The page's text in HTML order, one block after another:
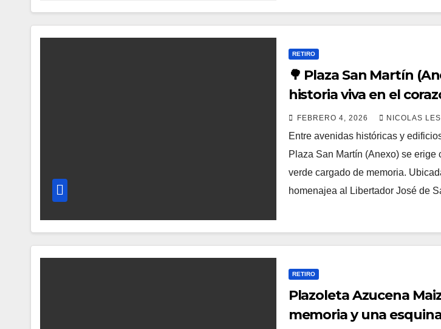
RETIRO
🌳 Plaza San Martín
historia viva en el
FEBRERO 4, 2026 NICOLAS
Entre avenidas históricas y
Plaza San Martín (Anexo) se erige
verde cargado de memoria.
homenajea al Libertador José de
RETIRO
Plazoleta Azucena
memoria y una